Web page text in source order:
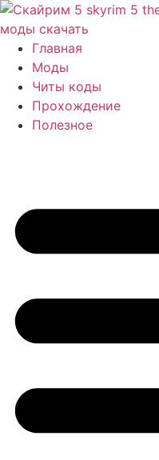
Перейти
к
содержимому
Главная
Моды
Читы коды
Прохождение
Полезное